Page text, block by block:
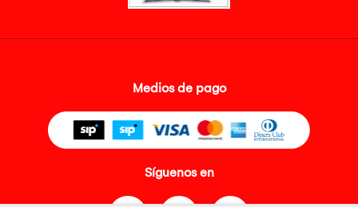
Medios de pago
Síguenos en